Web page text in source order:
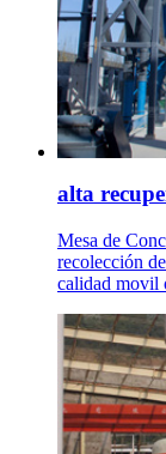
alta
Mesa de
recolección
calidad movil